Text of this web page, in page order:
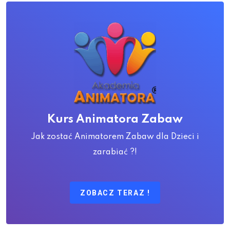
Kurs Animatora Zabaw
Jak zostać Animatorem Zabaw dla Dzieci i
zarabiać ?!
ZOBACZ TERAZ !